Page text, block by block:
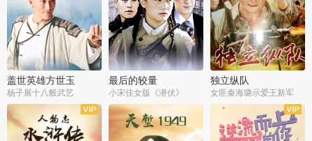
盖世英雄方世玉
杨子展十八般武艺
最后的较量
小宋佳女版《潜伏》
独立纵队
女匪秦海璐示爱王新军
全40集
全30集 全43集